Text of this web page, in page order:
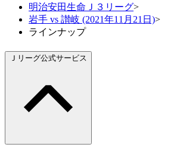
明治安田生命Ｊ３リーグ>
岩手 vs 讃岐 (2021年11月21日)>
ラインナップ
Ｊリーグ公式サービス